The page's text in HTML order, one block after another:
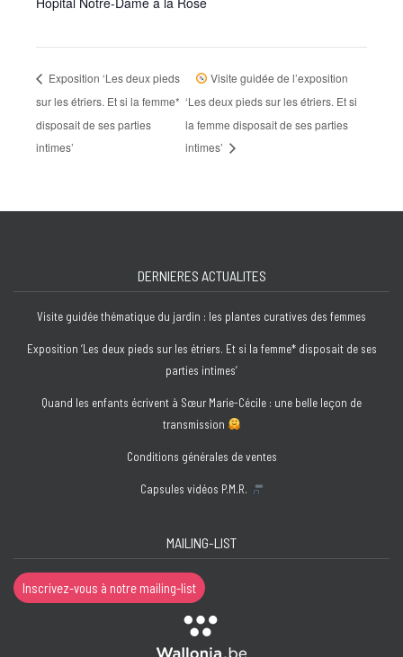
Exposition ‘Les deux pieds
sur les étriers. Et si la femme*
disposait de ses parties
intimes’
Visite guidée de l’exposition
‘Les deux pieds sur les étriers. Et si
la femme disposait de ses parties
intimes’
DERNIERES ACTUALITES
Visite guidée thématique du jardin : les plantes curatives des femmes
Exposition ‘Les deux pieds sur les étriers. Et si la femme* disposait de ses
parties intimes’
Quand les enfants écrivent à Sœur Marie-Cécile : une belle leçon de
transmission
Conditions générales de ventes
Capsules vidéos P.M.R.
MAILING-LIST
Inscrivez-vous à notre mailing-list